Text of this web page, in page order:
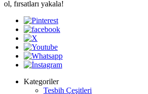
ol, fırsatları yakala!
Kategoriler
Tesbih Çeşitleri